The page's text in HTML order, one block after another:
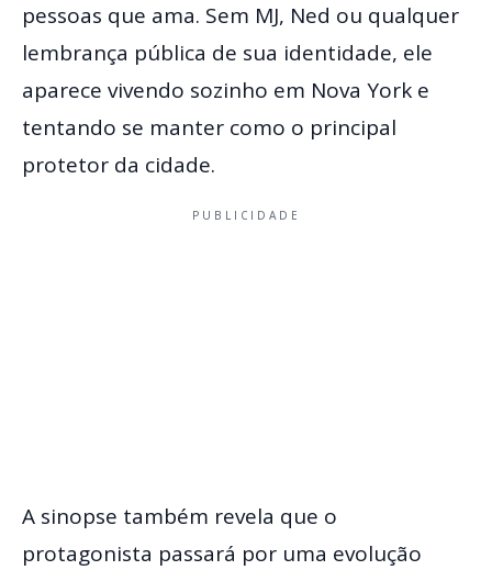
pessoas que ama. Sem MJ, Ned ou qualquer
lembrança pública de sua identidade, ele
aparece vivendo sozinho em Nova York e
tentando se manter como o principal
protetor da cidade.
PUBLICIDADE
A sinopse também revela que o
protagonista passará por uma evolução